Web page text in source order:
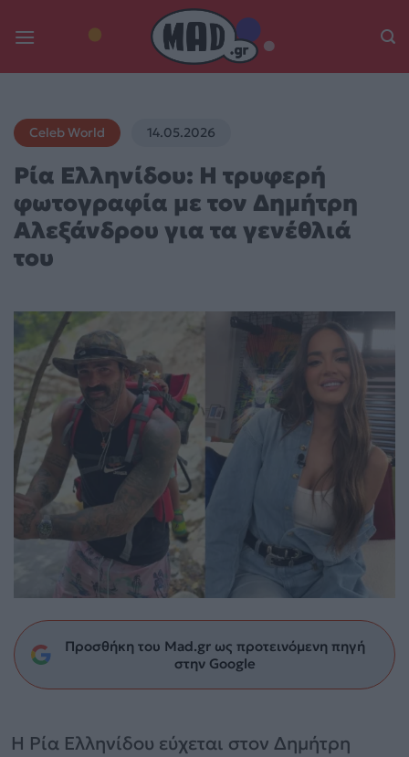
Celeb World 14.05.2026
Ρία Ελληνίδου: Η τρυφερή
φωτογραφία με τον Δημήτρη
Αλεξάνδρου για τα γενέθλιά
του
Προσθήκη του Mad.gr ως προτεινόμενη πηγή
στην Google
Η Ρία Ελληνίδου εύχεται στον Δημήτρη